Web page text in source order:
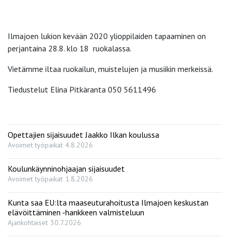
Ilmajoen lukion kevään 2020 ylioppilaiden tapaaminen on
perjantaina 28.8. klo 18 ruokalassa.
Vietämme iltaa ruokailun, muistelujen ja musiikin merkeissä.
Tiedustelut Elina Pitkäranta 050 5611496
Opettajien sijaisuudet Jaakko Ilkan koulussa
Avoimet työpaikat 4.8.2026
Koulunkäynninohjaajan sijaisuudet
Avoimet työpaikat 1.8.2026
Kunta saa EU:lta maaseuturahoitusta Ilmajoen keskustan
elävöittäminen -hankkeen valmisteluun
Ajankohtaiset 30.7.2026